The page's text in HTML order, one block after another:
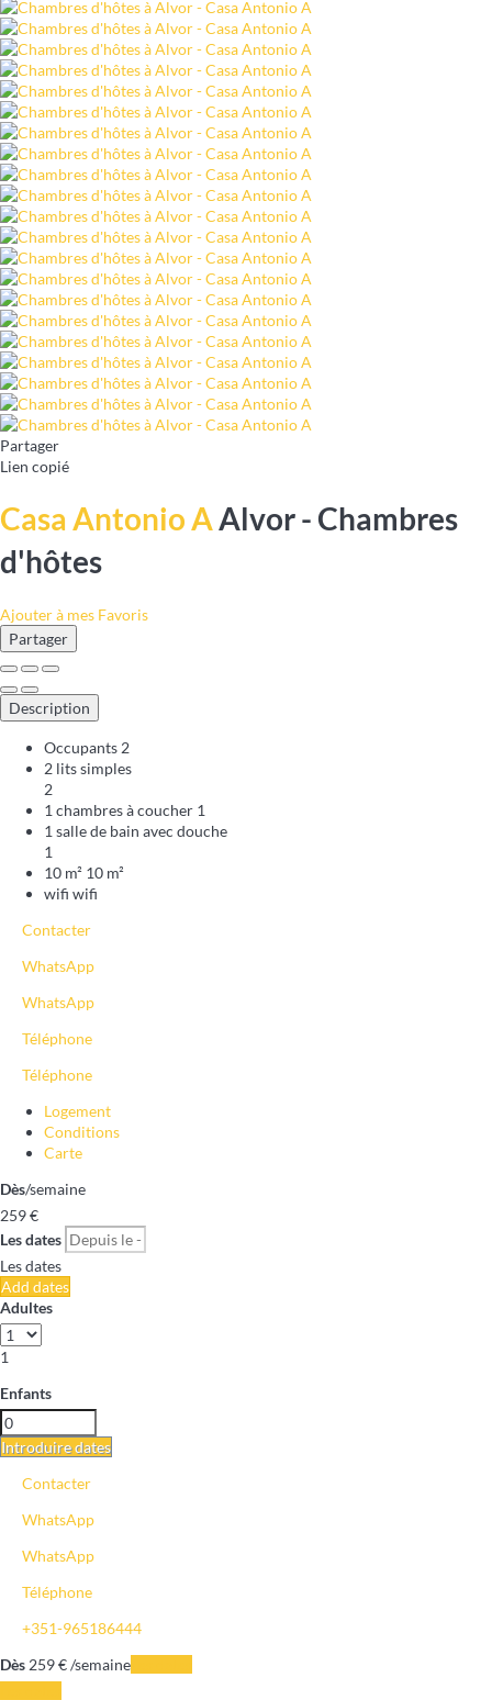
Partager
Lien copié
Casa Antonio AAlvor - Chambres
d'hôtes
Ajouter à mes Favoris
Partager
Description
Occupants 2
2 lits simples
2
1 chambres à coucher 1
1 salle de bain avec douche
1
10 m² 10 m²
wifi wifi
Contacter
WhatsApp
WhatsApp
Téléphone
Téléphone
Logement
Conditions
Carte
Dès/semaine
259€
Les dates
Les dates
Add dates
Adultes
1
Enfants
Introduire dates
Contacter
WhatsApp
WhatsApp
Téléphone
+351-965186444
Dès 259€/semaine